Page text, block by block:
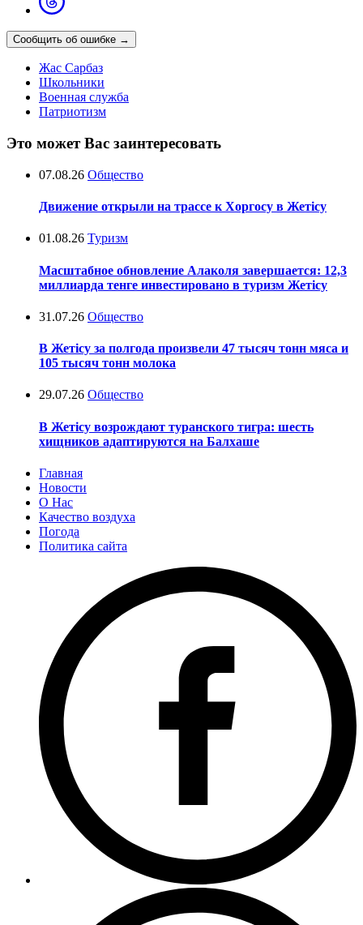
Сообщить об ошибке →
Жас Сарбаз
Школьники
Военная служба
Патриотизм
Это может Вас заинтересовать
07.08.26 Общество
Движение открыли на трассе к Хоргосу в Жетісу
01.08.26 Туризм
Масштабное обновление Алаколя завершается: 12,3
миллиарда тенге инвестировано в туризм Жетісу
31.07.26 Общество
В Жетісу за полгода произвели 47 тысяч тонн мяса и
105 тысяч тонн молока
29.07.26 Общество
В Жетісу возрождают туранского тигра: шесть
хищников адаптируются на Балхаше
Главная
Новости
О Нас
Качество воздуха
Погода
Политика сайта